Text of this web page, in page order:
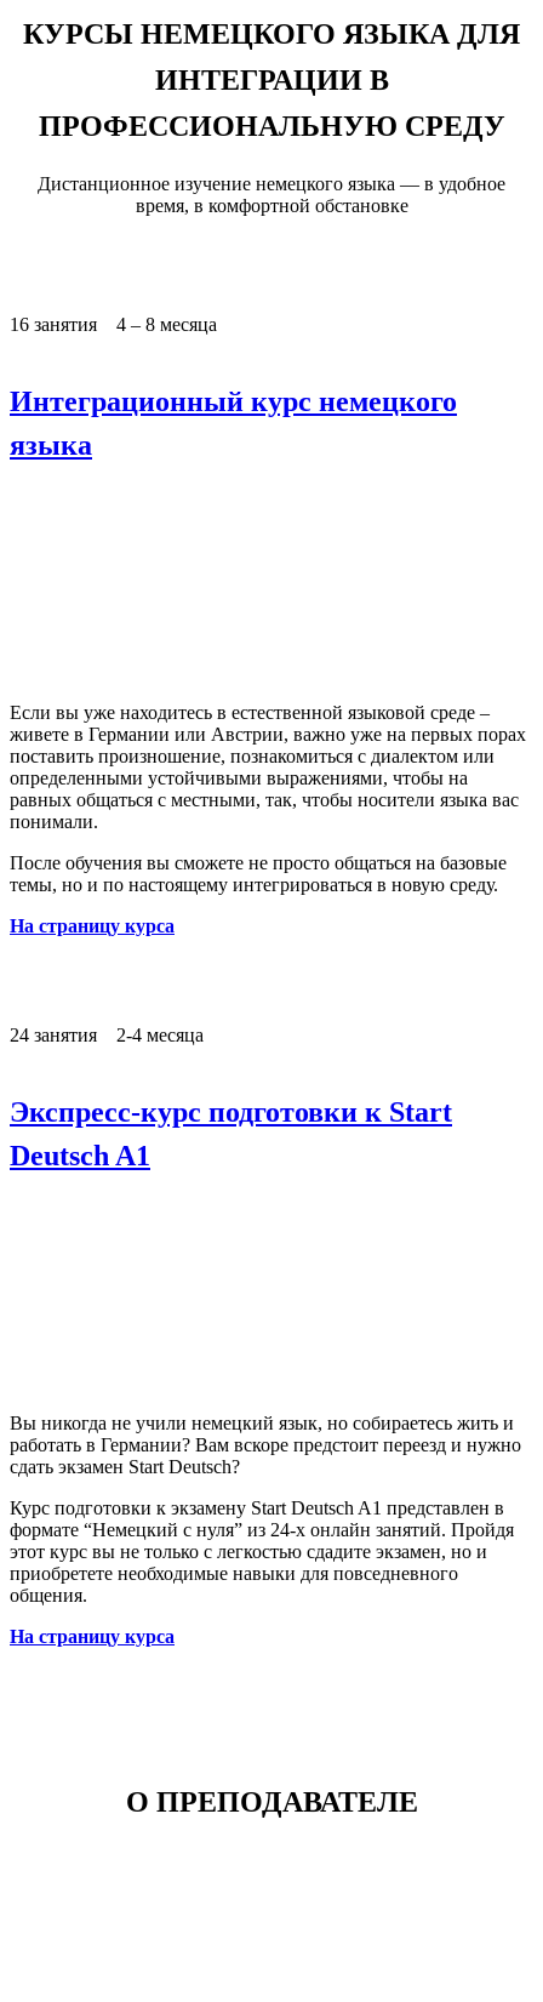
КУРСЫ НЕМЕЦКОГО ЯЗЫКА ДЛЯ
ИНТЕГРАЦИИ В
ПРОФЕССИОНАЛЬНУЮ СРЕДУ
Дистанционное изучение немецкого языка — в удобное
время, в комфортной обстановке
16 занятия 4 – 8 месяца
Интеграционный курс немецкого
языка
Если вы уже находитесь в естественной языковой среде –
живете в Германии или Австрии, важно уже на первых порах
поставить произношение, познакомиться с диалектом или
определенными устойчивыми выражениями, чтобы на
равных общаться с местными, так, чтобы носители языка вас
понимали.
После обучения вы сможете не просто общаться на базовые
темы, но и по настоящему интегрироваться в новую среду.
На страницу курса
24 занятия 2-4 месяца
Экспресс-курс подготовки к Start
Deutsch A1
Вы никогда не учили немецкий язык, но собираетесь жить и
работать в Германии? Вам вскоре предстоит переезд и нужно
сдать экзамен Start Deutsch?
Курс подготовки к экзамену Start Deutsch A1 представлен в
формате “Немецкий с нуля” из 24-х онлайн занятий. Пройдя
этот курс вы не только с легкостью сдадите экзамен, но и
приобретете необходимые навыки для повседневного
общения.
На страницу курса
О ПРЕПОДАВАТЕЛЕ